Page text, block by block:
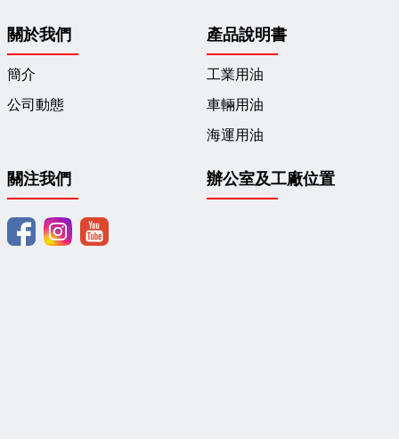
關於我們
簡介
公司動態
產品說明書
工業用油
車輛用油
海運用油
關注我們 辦公室及工廠位置